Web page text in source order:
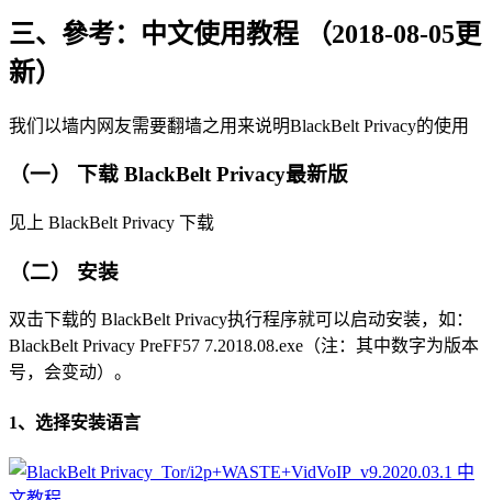
三、參考：中文使用教程 （2018-08-05更
新）
我们以墙内网友需要翻墙之用来说明BlackBelt Privacy的使用
（一） 下载 BlackBelt Privacy最新版
见上 BlackBelt Privacy 下载
（二） 安装
双击下载的 BlackBelt Privacy执行程序就可以启动安装，如：
BlackBelt Privacy PreFF57 7.2018.08.exe（注：其中数字为版本
号，会变动）。
1、选择安装语言